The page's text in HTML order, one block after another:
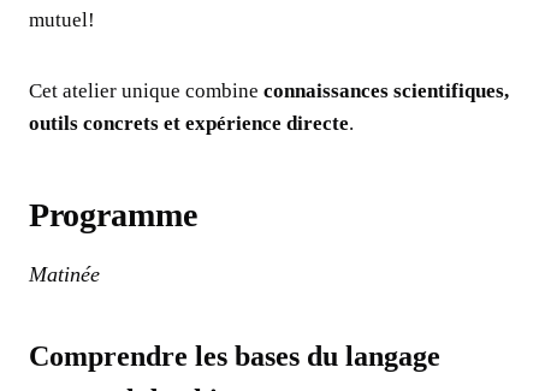
mutuel!
Cet atelier unique combine connaissances scientifiques,
outils concrets et expérience directe.
Programme
Matinée
Comprendre les bases du langage